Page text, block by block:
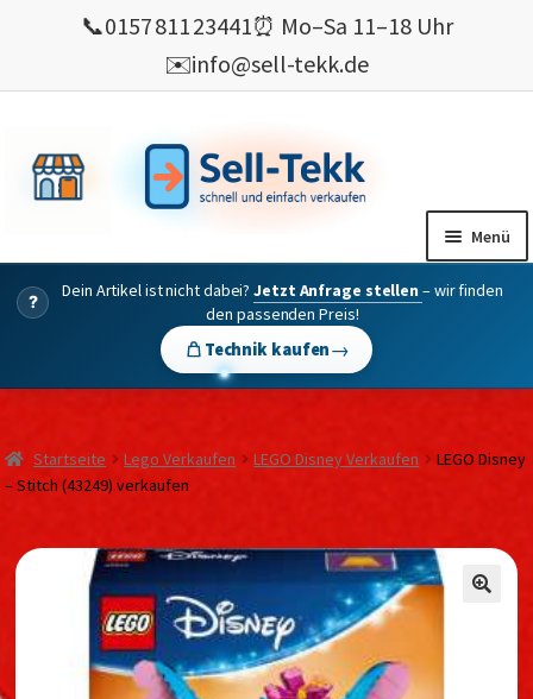
📞0157 811 23441⏰ Mo–Sa 11–18 Uhr
✉️info@sell-tekk.de
springen
springen
Menü
Mein Konto
verkaufen
💰 Bonusprogramm
?
Dein Artikel ist nicht dabei?Jetzt Anfrage stellen – wir finden
den passenden Preis!
Technik kaufen→
Startseite Lego Verkaufen LEGO Disney Verkaufen
LEGO Disney
– Stitch (43249) verkaufen